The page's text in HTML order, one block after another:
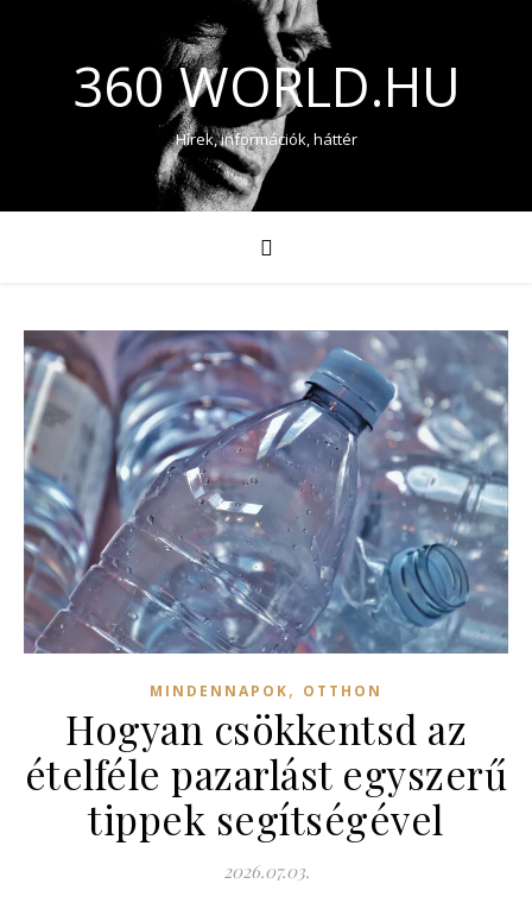
360 WORLD.HU
Hírek, információk, háttér
MINDENNAPOK, OTTHON
Hogyan csökkentsd az
ételféle pazarlást egyszerű
tippek segítségével
2026.07.03.